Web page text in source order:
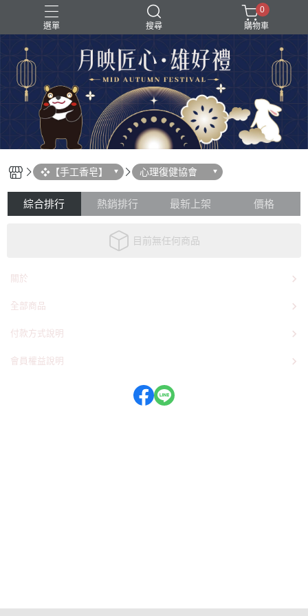
選單 搜尋
0
購物車
❖【手工香皂】 心理復健協會
綜合排行 熱銷排行 最新上架 價格
目前無任何商品
關於
全部商品
付款方式說明
會員權益說明